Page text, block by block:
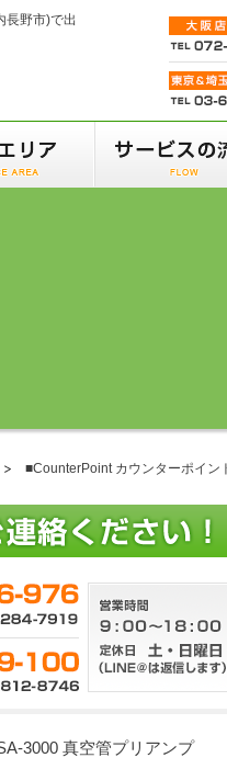
長野市)で出
■CounterPoint カウンターポイン
3000 真空管プリアンプ